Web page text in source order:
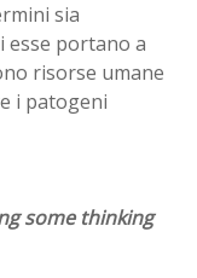
sia
esse portano a
risorse umane
i patogeni
some thinking